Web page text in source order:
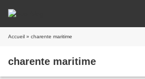
Accueil » charente maritime
charente maritime